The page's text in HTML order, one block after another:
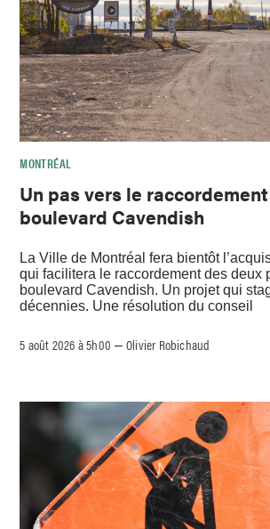
MONTRÉAL
Un pas vers le
boulevard Cavendish
La Ville de Montréal fera bientôt
qui facilitera le raccordement des deux
boulevard Cavendish. Un projet qui
décennies. Une résolution du conseil
5 août 2026 à 5h00 –Olivier Robichaud